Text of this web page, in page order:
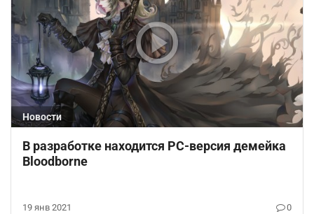
Новости
В разработке находится PC-версия демейка
Bloodborne
19 янв 2021 0